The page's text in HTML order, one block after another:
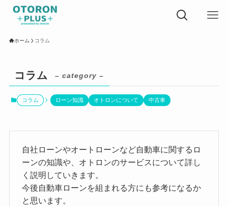
ホーム コラム
コラム – category –
コラム ローン知識 オトロンについて 中古車
自社ローンやオートローンなど自動車に関するロ
ーンの知識や、オトロンのサービスについて詳し
く説明していきます。
今後自動車ローンを組まれる方にも参考になるか
と思います。